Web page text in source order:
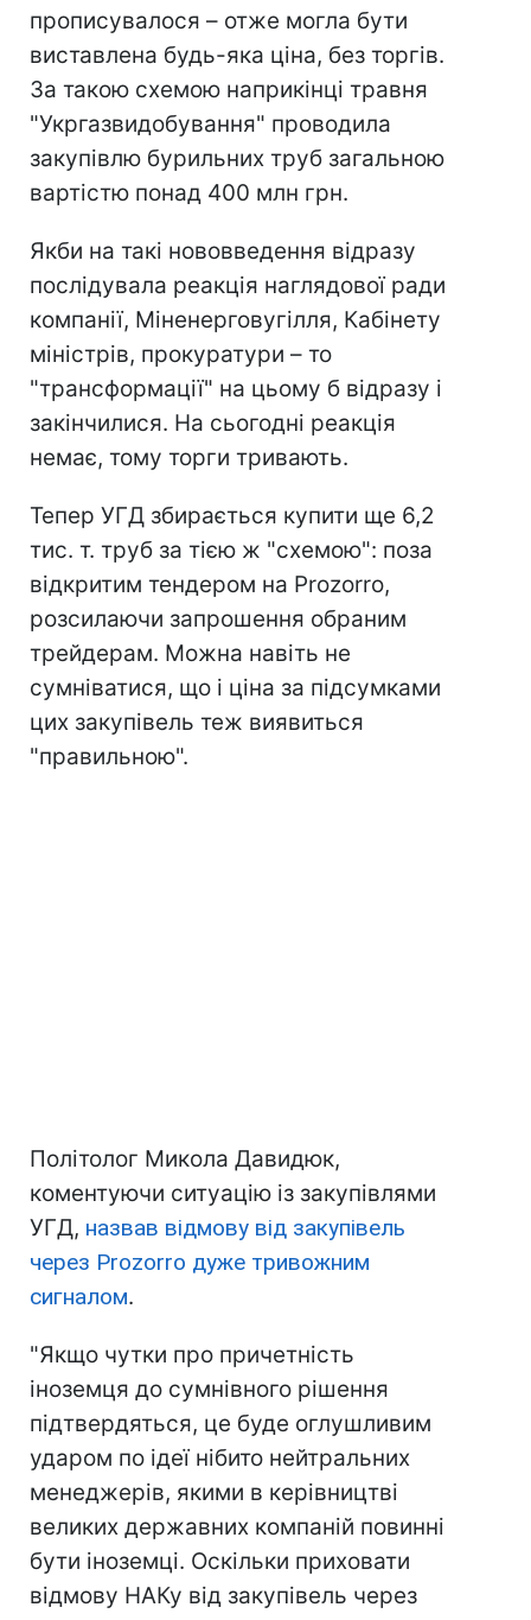
прописувалося – отже могла бути
виставлена будь-яка ціна, без торгів.
За такою схемою наприкінці травня
"Укргазвидобування" проводила
закупівлю бурильних труб загальною
вартістю понад 400 млн грн.
Якби на такі нововведення відразу
послідувала реакція наглядової ради
компанії, Міненерговугілля, Кабінету
міністрів, прокуратури – то
"трансформації" на цьому б відразу і
закінчилися. На сьогодні реакція
немає, тому торги тривають.
Тепер УГД збирається купити ще 6,2
тис. т. труб за тією ж "схемою": поза
відкритим тендером на Prozorro,
розсилаючи запрошення обраним
трейдерам. Можна навіть не
сумніватися, що і ціна за підсумками
цих закупівель теж виявиться
"правильною".
Політолог Микола Давидюк,
коментуючи ситуацію із закупівлями
УГД, назвав відмову від закупівель
через Prozorro дуже тривожним
сигналом.
"Якщо чутки про причетність
іноземця до сумнівного рішення
підтвердяться, це буде оглушливим
ударом по ідеї нібито нейтральних
менеджерів, якими в керівництві
великих державних компаній повинні
бути іноземці. Оскільки приховати
відмову НАКу від закупівель через